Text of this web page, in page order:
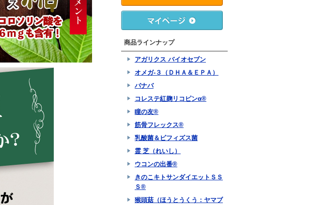
商品ラインナップ
アガリクス バイオセブン
オメガ-３（ＤＨＡ＆ＥＰＡ）
バナバ
コレステ紅麹リコピンα®
瞳の友®
筋骨フレックス®
乳酸菌＆ビフィズス菌
霊 芝（れいし）
ウコンの出番®
きのこキトサンダイエットＳＳ
Ｓ®
猴頭菇（ほうとうくう：ヤマブ